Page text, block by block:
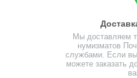
Мы доставляем
нумизматов
службами. Если вы
можете заказать